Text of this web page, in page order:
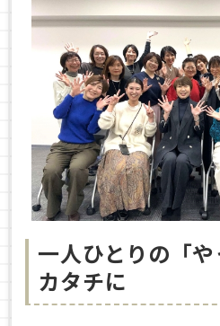
一人ひとりの「
カタチに